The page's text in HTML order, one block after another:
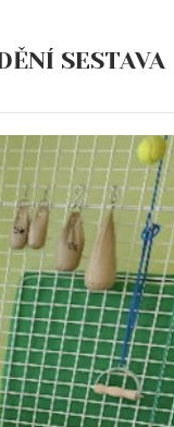
SESTAVA